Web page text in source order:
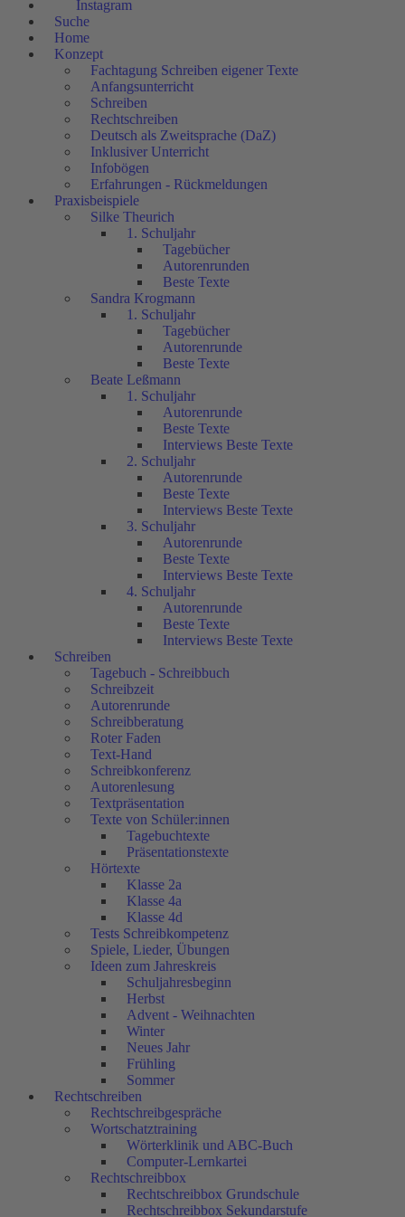
Instagram
Suche
Home
Konzept
Fachtagung Schreiben eigener Texte
Anfangsunterricht
Schreiben
Rechtschreiben
Deutsch als Zweitsprache (DaZ)
Inklusiver Unterricht
Infobögen
Erfahrungen - Rückmeldungen
Praxisbeispiele
Silke Theurich
1. Schuljahr
Tagebücher
Autorenrunden
Beste Texte
Sandra Krogmann
1. Schuljahr
Tagebücher
Autorenrunde
Beste Texte
Beate Leßmann
1. Schuljahr
Autorenrunde
Beste Texte
Interviews Beste Texte
2. Schuljahr
Autorenrunde
Beste Texte
Interviews Beste Texte
3. Schuljahr
Autorenrunde
Beste Texte
Interviews Beste Texte
4. Schuljahr
Autorenrunde
Beste Texte
Interviews Beste Texte
Schreiben
Tagebuch - Schreibbuch
Schreibzeit
Autorenrunde
Schreibberatung
Roter Faden
Text-Hand
Schreibkonferenz
Autorenlesung
Textpräsentation
Texte von Schüler:innen
Tagebuchtexte
Präsentationstexte
Hörtexte
Klasse 2a
Klasse 4a
Klasse 4d
Tests Schreibkompetenz
Spiele, Lieder, Übungen
Ideen zum Jahreskreis
Schuljahresbeginn
Herbst
Advent - Weihnachten
Winter
Neues Jahr
Frühling
Sommer
Rechtschreiben
Rechtschreibgespräche
Wortschatztraining
Wörterklinik und ABC-Buch
Computer-Lernkartei
Rechtschreibbox
Rechtschreibbox Grundschule
Rechtschreibbox Sekundarstufe